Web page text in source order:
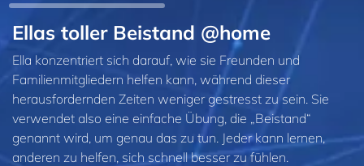
Ellas toller Beistand @home
Ella konzentriert sich darauf, wie sie Freunden und
Familienmitgliedern helfen kann, während dieser
herausfordernden Zeiten weniger gestresst zu sein. Sie
verwendet also eine einfache Übung, die „Beistand“
genannt wird, um genau das zu tun. Jeder kann lernen,
anderen zu helfen, sich schnell besser zu fühlen.